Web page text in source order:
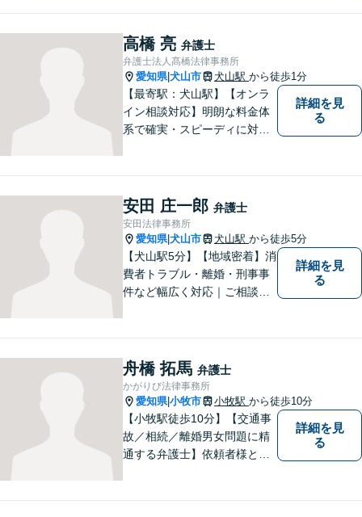
高橋 亮 弁護士
弁護士法人髙橋法律事務所
愛知県|犬山市 犬山駅 から徒歩1分
【最寄駅：犬山駅】【オンラ
イン相談対応】明朗な料金体
系で確実・スピーディに対応
に対応します。【初回相談無
料】法律トラブルでお悩みの
方は、お気軽にご相談くださ
い。
詳細を見
る
安田 庄一郎 弁護士
安田法律事務所
愛知県|犬山市 犬山駅 から徒歩5分
【犬山駅5分】【地域密着】消
費者トラブル・離婚・刑事事
件など幅広く対応｜ご相談者
休日・時間外対応可】
詳細を見
る
舟橋 拓馬 弁護士
かがりび法律事務所
愛知県|小牧市 小牧駅 から徒歩10分
【小牧駅徒歩10分】【交通事
故／相続／離婚男女問題に精
通する弁護士】依頼者様との
詳細を見
る